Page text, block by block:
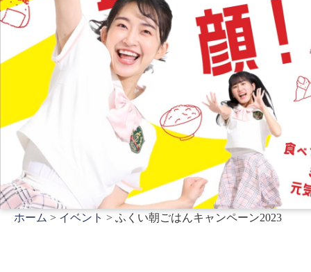
ホーム > イベント > ふくい朝ごはんキャンペーン2023